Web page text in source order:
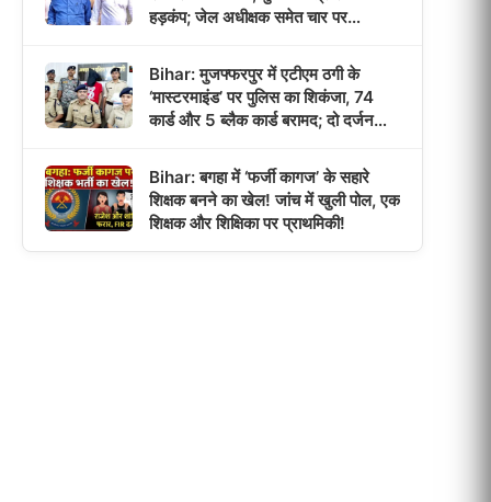
हड़कंप; जेल अधीक्षक समेत चार पर
Bihar: मुजफ्फरपुर में एटीएम ठगी के
‘मास्टरमाइंड’ पर पुलिस का शिकंजा, 74
कार्ड और 5 ब्लैक कार्ड बरामद; दो दर्जन
Bihar: बगहा में ‘फर्जी कागज’ के सहारे
शिक्षक बनने का खेल! जांच में खुली पोल, एक
शिक्षक और शिक्षिका पर प्राथमिकी!